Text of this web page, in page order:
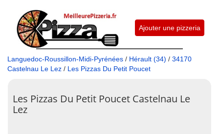
Ajouter une pizzeria
Languedoc-Roussillon-Midi-Pyrénées / Hérault (34) / 34170
Castelnau Le Lez / Les Pizzas Du Petit Poucet
Les Pizzas Du Petit Poucet Castelnau Le
Lez